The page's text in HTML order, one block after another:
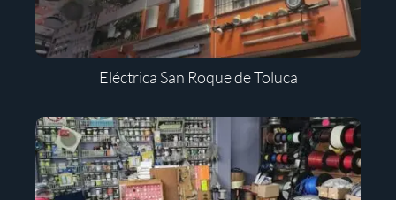
Eléctrica San Roque de Toluca